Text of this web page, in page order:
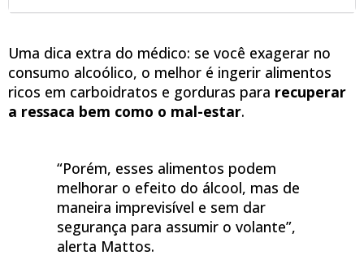
Uma dica extra do médico: se você exagerar no
consumo alcoólico, o melhor é ingerir alimentos
ricos em carboidratos e gorduras para recuperar
a ressaca bem como o mal-estar.
“Porém, esses alimentos podem
melhorar o efeito do álcool, mas de
maneira imprevisível e sem dar
segurança para assumir o volante”,
alerta Mattos.